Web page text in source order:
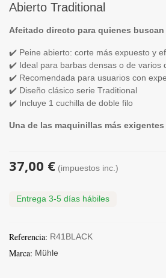
Abierto Traditional
Afeitado directo para quienes
✔️ Peine abierto: corte más expuesto y
✔️ Ideal para barbas densas o de varios
✔️ Recomendada para usuarios con
✔️ Diseño clásico serie Traditional
✔️ Incluye 1 cuchilla de doble filo
Una de las maquinillas más
37,00 € (impuestos inc.)
Entrega 3-5 días hábiles
Referencia: R41BLACK
Marca: Mühle